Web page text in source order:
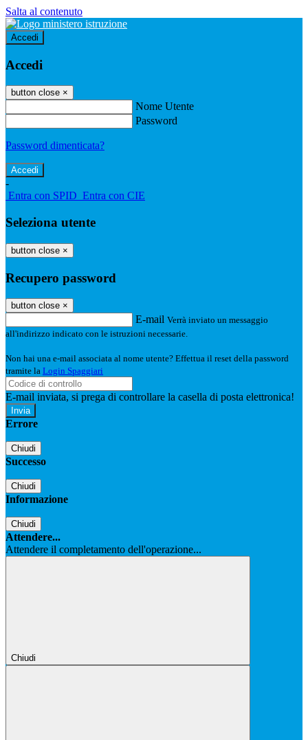
Salta al contenuto
Accedi
Accedi
button close ×
Nome Utente
Password
Password dimenticata?
-
Entra con SPID Entra con CIE
Seleziona utente
button close ×
Recupero password
button close ×
E-mail Verrà inviato un messaggio
all'indirizzo indicato con le istruzioni necessarie.
Non hai una e-mail associata al nome utente? Effettua il reset della password
tramite la Login Spaggiari
E-mail inviata, si prega di controllare la casella di posta elettronica!
Errore
Chiudi
Successo
Chiudi
Informazione
Chiudi
Attendere...
Attendere il completamento dell'operazione...
Chiudi